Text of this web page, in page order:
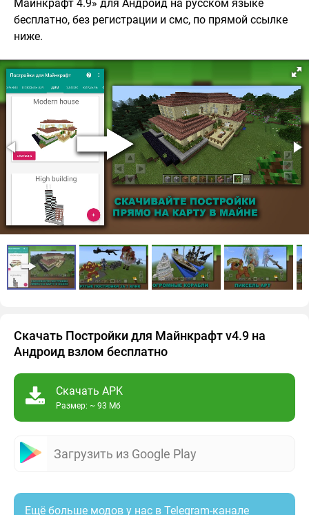
Майнкрафт 4.9» для Андроид на русском языке
бесплатно, без регистрации и смс, по прямой ссылке
ниже.
Скачать Постройки для Майнкрафт v4.9 на
Андроид взлом бесплатно
Скачать APK
Размер: ~ 93 Мб
Загрузить из Google Play
Ещё больше модов у нас в Telegram-канале